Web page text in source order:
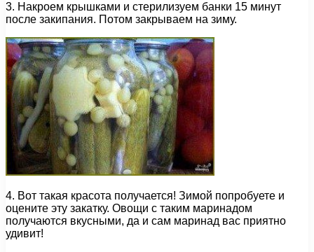
3. Накроем крышками и стерилизуем банки 15 минут
после закипания. Потом закрываем на зиму.
4. Вот такая красота получается! Зимой попробуете и
оцените эту закатку. Овощи с таким маринадом
получаются вкусными, да и сам маринад вас приятно
удивит!